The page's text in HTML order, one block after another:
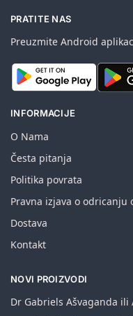
PRATITE NAS
Preuzmite Android
INFORMACIJE
O Nama
Česta pitanja
Politika povrata
Pravna izjava o odricanju
Dostava
Kontakt
NOVI PROIZVODI
Dr Gabriels Ašvaganda